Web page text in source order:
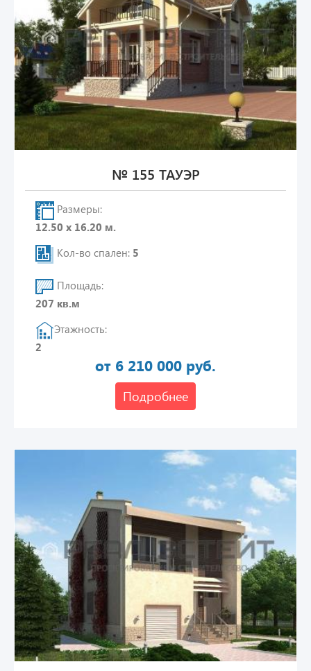
№ 155 ТАУЭР
Размеры:
12.50 х 16.20 м.
Кол-во спален: 5
Площадь:
207 кв.м
Этажность:
2
от 6 210 000 руб.
Подробнее